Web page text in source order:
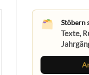
Stöbern
Texte,